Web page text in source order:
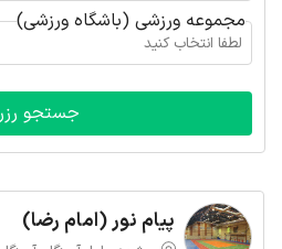
مجموعه ورزشی (باشگاه ورزشی)
لطفا انتخاب کنید
پیام نور (امام رضا)